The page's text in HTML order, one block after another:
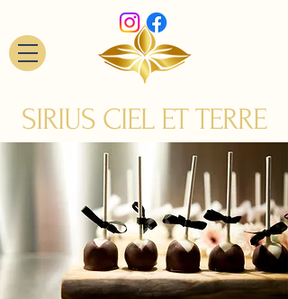
SIRIUS CIEL ET TERRE